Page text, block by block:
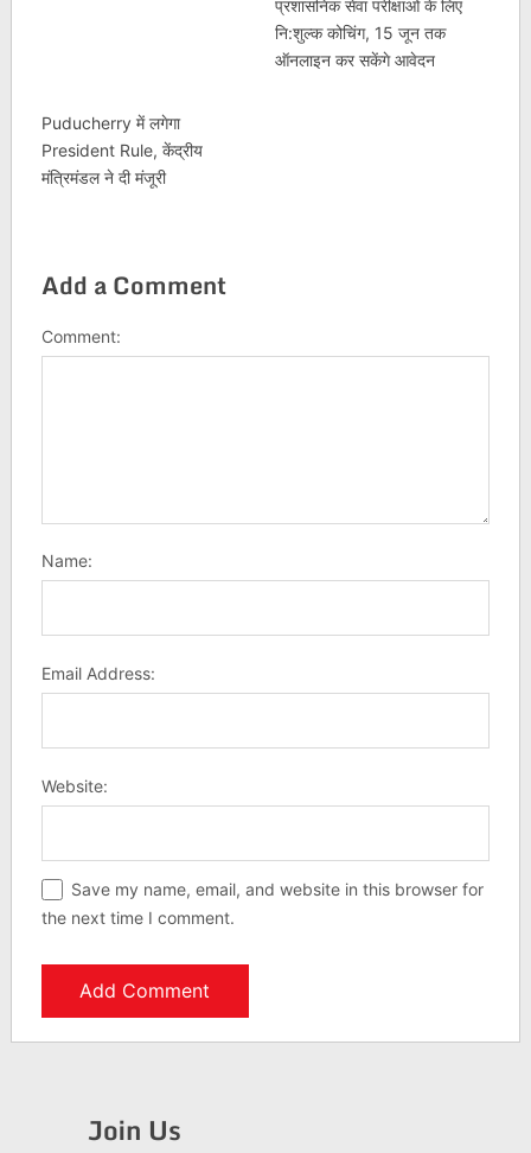
प्रशासनिक सेवा परीक्षाओं के लिए
नि:शुल्क कोचिंग, 15 जून तक
ऑनलाइन कर सकेंगे आवेदन
Puducherry में लगेगा
President Rule, केंद्रीय
मंत्रिमंडल ने दी मंजूरी
Add a Comment
Comment:
Name:
Email Address:
Website:
Save my name, email, and website in this browser for
the next time I comment.
Join Us